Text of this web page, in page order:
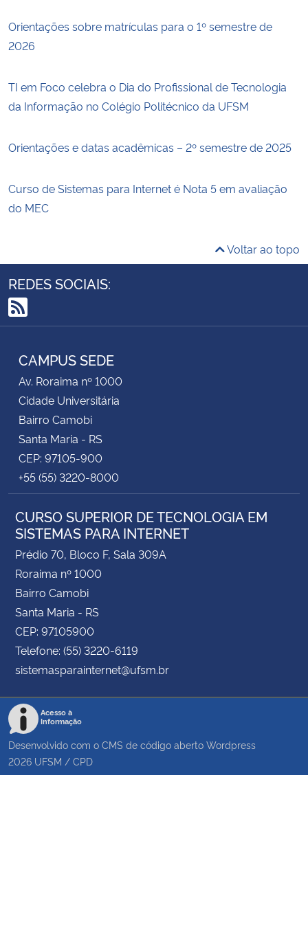
Orientações sobre matrículas para o 1º semestre de
2026
TI em Foco celebra o Dia do Profissional de Tecnologia
da Informação no Colégio Politécnico da UFSM
Orientações e datas acadêmicas – 2º semestre de 2025
Curso de Sistemas para Internet é Nota 5 em avaliação
do MEC
Voltar ao topo
REDES SOCIAIS:
RSS
CAMPUS SEDE
Av. Roraima nº 1000
Cidade Universitária
Bairro Camobi
Santa Maria - RS
CEP: 97105-900
+55 (55) 3220-8000
CURSO SUPERIOR DE TECNOLOGIA EM
SISTEMAS PARA INTERNET
Prédio 70, Bloco F, Sala 309A
Roraima nº 1000
Bairro Camobi
Santa Maria - RS
CEP: 97105900
Telefone: (55) 3220-6119
sistemasparainternet@ufsm.br
Acesso à
Informação
Desenvolvido com o CMS de código aberto Wordpress
2026 UFSM / CPD